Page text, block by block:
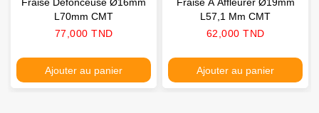
L70mm CMT
Prix
77,000 TND
Ajouter au panier
L57,1 Mm CMT
Prix
62,000 TND
Ajouter au panier